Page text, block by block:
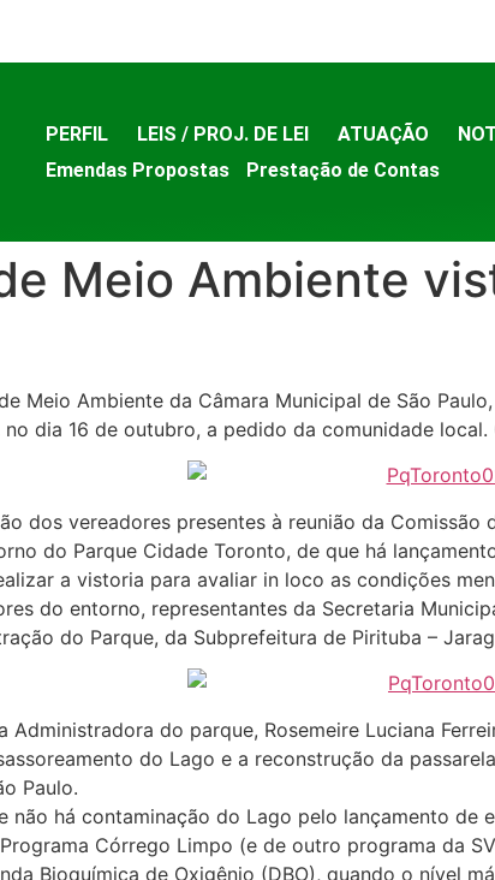
PERFIL LEIS / PROJ. DE LEI ATUAÇÃO
Emendas Propostas
Prestação de Contas
Meio Ambiente
Meio Ambiente da Câmara Municipal de São
dia 16 de outubro, a pedido da comunidade
dos vereadores presentes à reunião da
do Parque Cidade Toronto, de que há
a vistoria para avaliar in loco as condições
do entorno, representantes da Secretaria
do Parque, da Subprefeitura de Pirituba –
do parque, Rosemeire Luciana
do Lago e a reconstrução da
Paulo.
não há contaminação do Lago pelo lançamento de
Córrego Limpo (e de outro programa da
Bioquímica de Oxigênio (DBO), quando o nível